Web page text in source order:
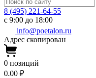
8 (495) 221-64-55
с 9:00 до 18:00
info@poetalon.ru
Адрес скопирован
0 позиций
0.00 ₽